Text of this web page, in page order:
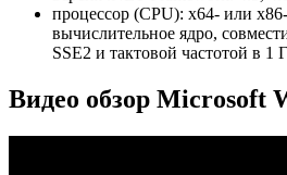
процессор (CPU): x64- или
вычислительное ядро,
SSE2 и тактовой частотой в
Видео обзор Microsoft